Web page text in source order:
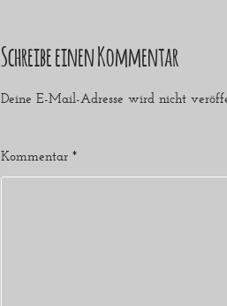
Schreibe einen Kommentar
Deine E-Mail-Adresse wird nicht
Kommentar *